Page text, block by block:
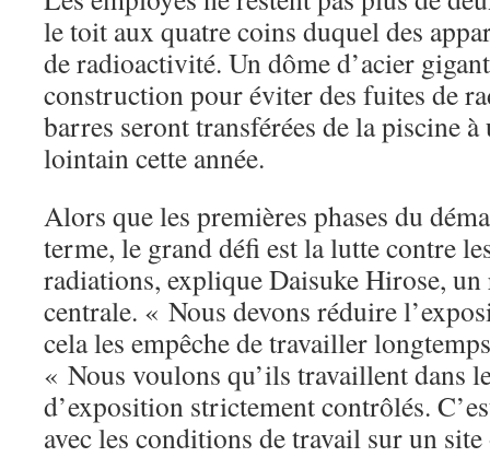
le toit aux quatre coins duquel des
de radioactivité. Un dôme d’acier
construction pour éviter des fuites de
barres seront transférées de la piscine à
lointain cette année.
Alors que les premières phases du
terme, le grand défi est la lutte contre
radiations, explique Daisuke Hirose, un
centrale. « Nous devons réduire
cela les empêche de travailler
« Nous voulons qu’ils travaillent dans
d’exposition strictement contrôlés.
avec les conditions de travail sur un